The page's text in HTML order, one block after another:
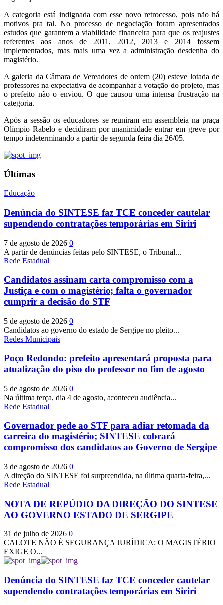
A categoria está indignada com esse novo retrocesso, pois não há
motivos pra tal. No processo de negociação foram apresentados
estudos que garantem a viabilidade financeira para que os reajustes
referentes aos anos de 2011, 2012, 2013 e 2014 fossem
implementados, mas mais uma vez a administração desdenha do
magistério.
A galeria da Câmara de Vereadores de ontem (20) esteve lotada de
professores na expectativa de acompanhar a votação do projeto, mas
o prefeito não o enviou. O que causou uma intensa frustração na
categoria.
Após a sessão os educadores se reuniram em assembleia na praça
Olímpio Rabelo e decidiram por unanimidade entrar em greve por
tempo indeterminando a partir de segunda feira dia 26/05.
Últimas
Educação
Denúncia do SINTESE faz TCE conceder cautelar
supendendo contratações temporárias em Siriri
7 de agosto de 2026 0
A partir de denúncias feitas pelo SINTESE, o Tribunal...
Rede Estadual
Candidatos assinam carta compromisso com a
Justiça e com o magistério; falta o governador
cumprir a decisão do STF
5 de agosto de 2026 0
Candidatos ao governo do estado de Sergipe no pleito...
Redes Municipais
Poço Redondo: prefeito apresentará proposta para
atualização do piso do professor no fim de agosto
5 de agosto de 2026 0
Na última terça, dia 4 de agosto, aconteceu audiência...
Rede Estadual
Governador pede ao STF para adiar retomada da
carreira do magistério; SINTESE cobrará
compromisso dos candidatos ao Governo de Sergipe
3 de agosto de 2026 0
A direção do SINTESE foi surpreendida, na última quarta-feira,...
Rede Estadual
NOTA DE REPÚDIO DA DIREÇÃO DO SINTESE
AO GOVERNO ESTADO DE SERGIPE
31 de julho de 2026 0
CALOTE NÃO É SEGURANÇA JURÍDICA: O MAGISTÉRIO
EXIGE O...
Denúncia do SINTESE faz TCE conceder cautelar
supendendo contratações temporárias em Siriri